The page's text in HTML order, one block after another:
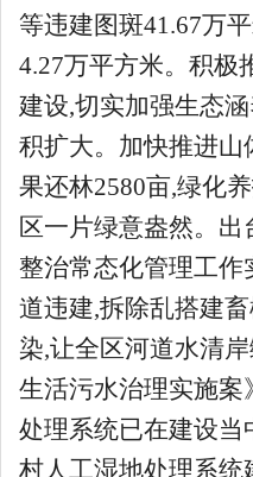
等违建图斑41.67万
4.27万平方米。积极
建设,切实加强生态
积扩大。加快推进山
果还林2580亩,绿化
区一片绿意盎然。
整治常态化管理工
道违建,拆除乱搭建
染,让全区河道水清
生活污水治理实施
处理系统已在建设当
村人工湿地处理系统